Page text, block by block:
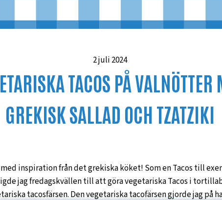
2 juli 2024
TACOS PÅ VALNÖTTER
GREKISK SALLAD OCH TZATZIKI
inspiration från det grekiska köket! Som en Tacos till
jag fredagskvällen till att göra vegetariska Tacos i
tacosfärsen. Den vegetariska tacofärsen gjorde jag på